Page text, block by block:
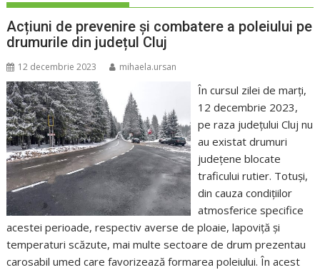
Acțiuni de prevenire și combatere a poleiului pe
drumurile din județul Cluj
12 decembrie 2023 mihaela.ursan
În cursul zilei de marți,
12 decembrie 2023,
pe raza judeţului Cluj nu
au existat drumuri
judeţene blocate
traficului rutier. Totuși,
din cauza condițiilor
atmosferice specifice
acestei perioade, respectiv averse de ploaie, lapoviță și
temperaturi scăzute, mai multe sectoare de drum prezentau
carosabil umed care favorizează formarea poleiului. În acest